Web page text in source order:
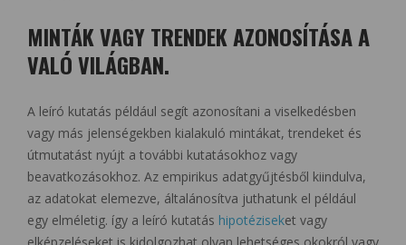
MINTÁK VAGY TRENDEK AZONOSÍTÁSA A
VALÓ VILÁGBAN.
A leíró kutatás például segít azonosítani a viselkedésben
vagy más jelenségekben kialakuló mintákat, trendeket és
útmutatást nyújt a további kutatásokhoz vagy
beavatkozásokhoz. Az empirikus adatgyűjtésből kiindulva,
az adatokat elemezve, általánosítva juthatunk el például
egy elméletig. így a leíró kutatás hipotéziseket vagy